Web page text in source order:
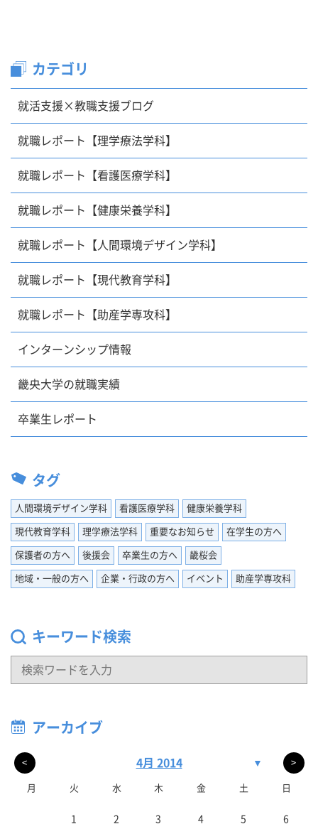
カテゴリ
就活支援×教職支援ブログ
就職レポート【理学療法学科】
就職レポート【看護医療学科】
就職レポート【健康栄養学科】
就職レポート【人間環境デザイン学科】
就職レポート【現代教育学科】
就職レポート【助産学専攻科】
インターンシップ情報
畿央大学の就職実績
卒業生レポート
タグ
人間環境デザイン学科 看護医療学科 健康栄養学科
現代教育学科 理学療法学科 重要なお知らせ 在学生の方へ
保護者の方へ 後援会 卒業生の方へ 畿桜会
地域・一般の方へ 企業・行政の方へ イベント 助産学専攻科
キーワード検索
アーカイブ
< 4月 2014 ▼ >
月 火 水 木 金 土 日
1 2 3 4 5 6